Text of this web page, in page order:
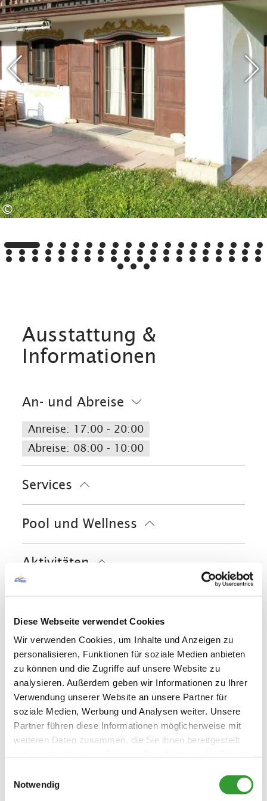
Diese Webseite verwendet Cookies
Wir verwenden Cookies, um Inhalte und Anzeigen zu
personalisieren, Funktionen für soziale Medien anbieten
zu können und die Zugriffe auf unsere Website zu
analysieren. Außerdem geben wir Informationen zu Ihrer
Verwendung unserer Website an unsere Partner für
soziale Medien, Werbung und Analysen weiter. Unsere
Partner führen diese Informationen möglicherweise mit
weiteren Daten zusammen, die Sie ihnen bereitgestellt
Notwendig
Annehmlichkeiten.
Es verfügt über eine Terrasse und
einem großzügigen Balkon, der rund
um die Schlafräume verläuft. Im
Garten können Sie von morgens bis
abends die Sonne genießen.
©
Ausstattung &
Informationen
An- und Abreise
Anreise: 17:00 - 20:00
Abreise: 08:00 - 10:00
Services
kostenloser Parkplatz
Parkplatz am Haus
Pool und Wellness
Aktivitäten
Minigolf
Tennisplatz
Touren zu Fuß
Ausstattung
Spielplatz
kostenloses W-LAN (in der gesamten
Unterkunft)
Familienangebote
Brettspiele/Puzzle Kinderspielplatz
Radfahren
Fahrradgarage abschließbar
Ladestation für E-Bikes
In der Nähe
Bahnhof Tourist Information
Richtlinien
Kinder willkommen